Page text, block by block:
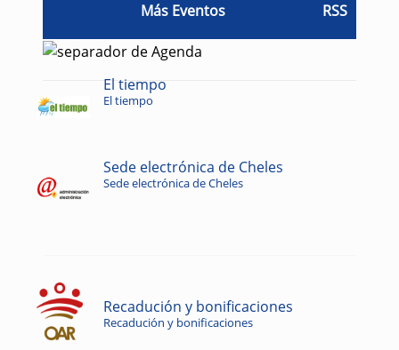
Más Eventos RSS
El tiempo
El tiempo
Sede electrónica de Cheles
Sede electrónica de Cheles
Recadución y bonificaciones
Recadución y bonificaciones